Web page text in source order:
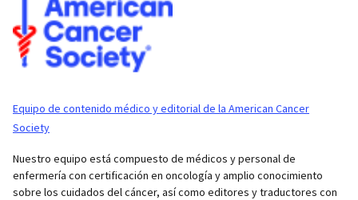
Equipo de contenido médico y editorial de la American Cancer
Society
Nuestro equipo está compuesto de médicos y personal de
enfermería con certificación en oncología y amplio conocimiento
sobre los cuidados del cáncer, así como editores y traductores con